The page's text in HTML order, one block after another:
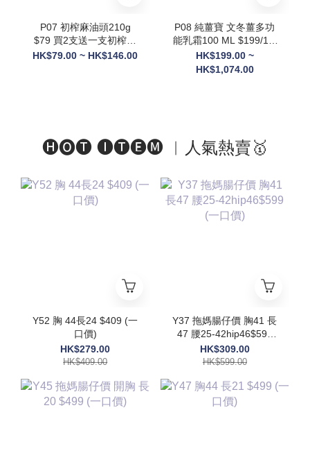
P07 初榨麻油頭210g
$79 買2支送一支初榨麻
油50g
HK$79.00 ~ HK$146.00
P08 純薑寶 文冬薑多功
能乳霜100 ML $199/1 2
件以上: $189/1 3件以
上:$179/1
HK$199.00 ~
HK$1,074.00
🅗🅞🅣 🅘🅣🅔🅜 ︱人氣熱賣🥇
Y52 胸 44長24 $409 (一
口價)
HK$279.00
HK$409.00
Y37 拖媽腸仔價 胸41 長
47 腰25-42hip46$599
(一口價)
HK$309.00
HK$599.00